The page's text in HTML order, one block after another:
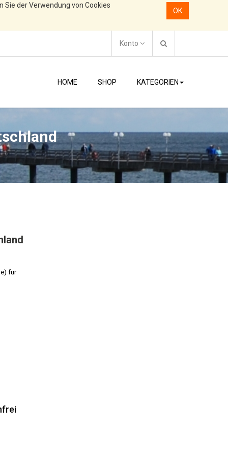
Sie der Verwendung von Cookies
OK
Konto
HOME SHOP KATEGORIEN
für